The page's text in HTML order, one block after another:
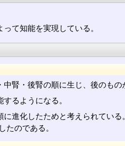
て知能を実現している。
腎・後腎の順に生じ、後のもの
るようになる。
進化したためと考えられてい
たのである。